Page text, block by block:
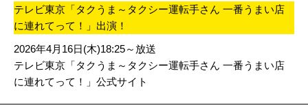
テレビ東京「タクうま～タクシー運転手さん 一番うまい店
に連れてって！」出演！
2026年4月16日(木)18:25～放送
テレビ東京「タクうま～タクシー運転手さん 一番うまい店
に連れてって！」公式サイト